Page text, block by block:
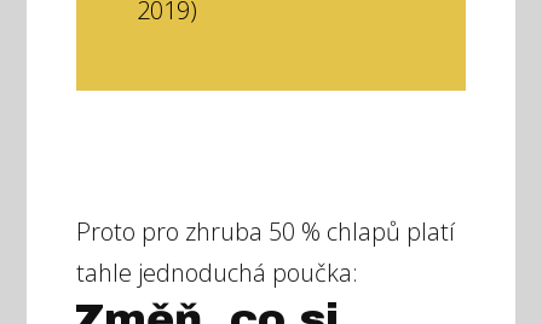
2019)
Proto pro zhruba 50 % chlapů platí
tahle jednoduchá poučka: